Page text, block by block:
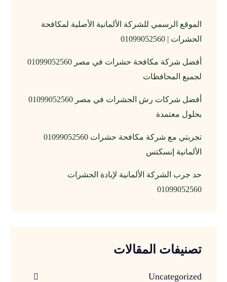
الموقع الرسمي للشركة الألمانية الأصلية لمكافحة
الحشرات | 01099052560
أفضل شركة مكافحة حشرات في مصر 01099052560
لجميع المحافظات
أفضل شركات رش الحشرات في مصر 01099052560
بحلول معتمدة
تجربتي مع شركة مكافحة حشرات 01099052560
الألمانية إنسكتس
حد جرب الشركة الألمانية لإبادة الحشرات
01099052560
تصنيفات المقالات
Uncategorized